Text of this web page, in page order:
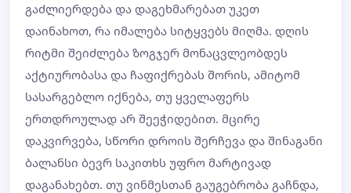
გაძლიერდება და დაგეხმარებათ უკეთ
დაინახოთ, რა იმალება სიტყვებს მიღმა. დღის
რიტმი შეიძლება ზოგჯერ მონაცვლეობდეს
აქტიურობასა და ჩაფიქრებას შორის, ამიტომ
სასარგებლო იქნება, თუ ყველაფერს
ერთდროულად არ შეეჭიდებით. მცირე
დაკვირვება, სწორი დროის შერჩევა და შინაგანი
ბალანსი ბევრ საკითხს უფრო მარტივად
დაგანახებთ. თუ ვინმესთან გაუგებრობა გაჩნდა,